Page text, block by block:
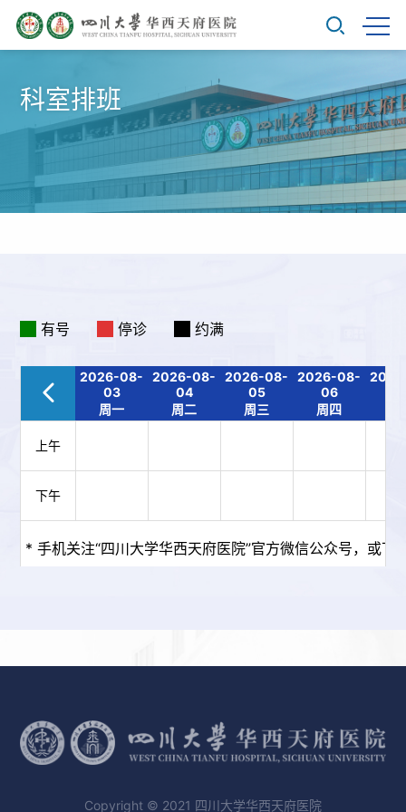
科室排班
有号 停诊 约满
2026-08-
03
周一
2026-08-
04
周二
2026-08-
05
周三
2026-08-
06
周四
上午
下午
* 手机关注“四川大学华西天府医院”官方微信公众号，或下
Copyright © 2021 四川大学华西天府医院